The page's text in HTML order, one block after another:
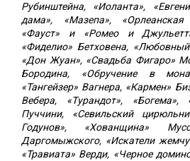
Рубинштейна, «Иоланта»,
дама», «Мазепа»,
«Фауст» и «Ромео и
«Фиделио» Бетховена,
«Дон Жуан», «Свадьба Фигаро»
Бородина, «Обручение в
«Тангейзер» Вагнера, «Кармен»
Вебера, «Турандот», «Богема»,
Пуччини, «Севильский
Годунов», «Хованщина»
Даргомыжского, «Искатели
«Травиата» Верди, «Черное